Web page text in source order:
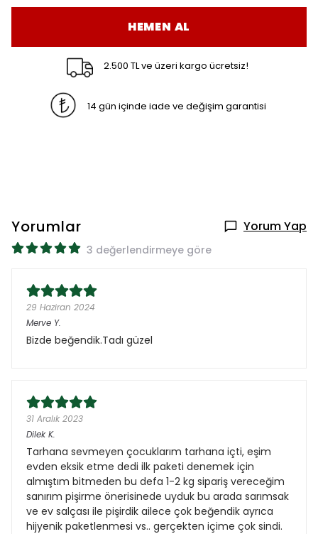
HEMEN AL
2.500 TL ve üzeri kargo ücretsiz!
14 gün içinde iade ve değişim garantisi
Yorumlar Yorum Yap
3 değerlendirmeye göre
29 Haziran 2024
Merve Y.
Bizde beğendik.Tadı güzel
31 Aralık 2023
Dilek K.
Tarhana sevmeyen çocuklarım tarhana içti, eşim
evden eksik etme dedi ilk paketi denemek için
almıştım bitmeden bu defa 1-2 kg sipariş vereceğim
sanırım pişirme önerisinede uyduk bu arada sarımsak
ve ev salçası ile pişirdik ailece çok beğendik ayrıca
hijyenik paketlenmesi vs.. gerçekten içime çok sindi.